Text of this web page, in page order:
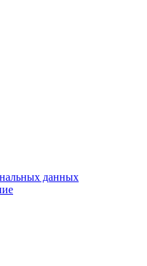
данных